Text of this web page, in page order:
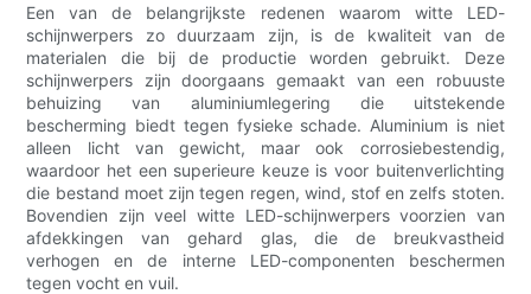
Een van de belangrijkste redenen waarom witte LED-
schijnwerpers zo duurzaam zijn, is de kwaliteit van de
materialen die bij de productie worden gebruikt. Deze
schijnwerpers zijn doorgaans gemaakt van een robuuste
behuizing van aluminiumlegering die uitstekende
bescherming biedt tegen fysieke schade. Aluminium is niet
alleen licht van gewicht, maar ook corrosiebestendig,
waardoor het een superieure keuze is voor buitenverlichting
die bestand moet zijn tegen regen, wind, stof en zelfs stoten.
Bovendien zijn veel witte LED-schijnwerpers voorzien van
afdekkingen van gehard glas, die de breukvastheid
verhogen en de interne LED-componenten beschermen
tegen vocht en vuil.